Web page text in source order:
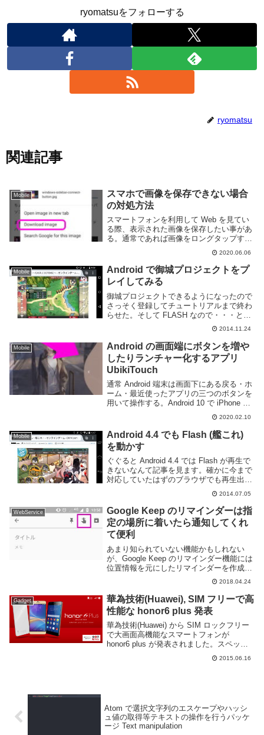
ryomatsuをフォローする
ryomatsu
関連記事
Mobile
スマホで画像を保存できない場合
の対処方法
スマートフォンを利用して Web を見てい
る際、表示された画像を保存したい事があ
る。通常であれば画像をロングタップする
などしてダウンロードする事が可能だが、
極稀に保存に失敗する事がある。このペー
ジではスマートフォンを利用して Web ブ
ラウ...
2020.06.06
Mobile
Android で御城プロジェクトをプ
レイしてみる
御城プロジェクトできるようになったので
さっそく登録してチュートリアルまで終わ
らせた。そして FLASH なので・・・とい
うことでこれも Android 端末で動くのか試
してみた。結論から言うと残念ながらタワ
ーディフェンスはできない。ドラッグ...
2014.11.24
Mobile
Android の画面端にボタンを増や
したりランチャー化するアプリ
UbikiTouch
通常 Android 端末は画面下にある戻る・ホ
ーム・最近使ったアプリの三つのボタンを
用いて操作する。Android 10 で iPhone の
ような UI に変更されたが、基本的には画
面下部を用いる事となる。より Android 端
末を効...
2020.02.10
Mobile
Android 4.4 でも Flash (艦これ)
を動かす
ぐぐると Android 4.4 では Flash が再生で
きないなんて記事を見ます。確かに今まで
対応していたはずのブラウザでも再生出来
なくなっており、これを回避する為に
XDA では hacked flash player を使用した
方法...
2014.07.05
WebService
Google Keep のリマインダーは指
定の場所に着いたら通知してくれ
て便利
あまり知られていない機能かもしれない
が、Google Keep のリマインダー機能には
位置情報を元にしたリマインダーを作成す
る事ができる。例えば、「外出時にスーパ
ーに寄った際に買い物リストを通知する」
とか「気になる店があるから近くを通りか
か...
2018.04.24
Gadget
華為技術(Huawei), SIM フリーで高
性能な honor6 plus 発表
華為技術(Huawei) から SIM ロックフリー
で大画面高機能なスマートフォンが
honor6 plus が発表されました。スペック
は以下の通り。OSAndroid 4.4 Kit 2015.06.16
Atom で選択文字列のエスケープやハッシ
ュ値の取得等テキストの操作を行うパッケ
ージ Text manipulation